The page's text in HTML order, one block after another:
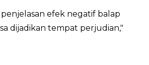
efek negatif balap
dijadikan tempat perjudian,"